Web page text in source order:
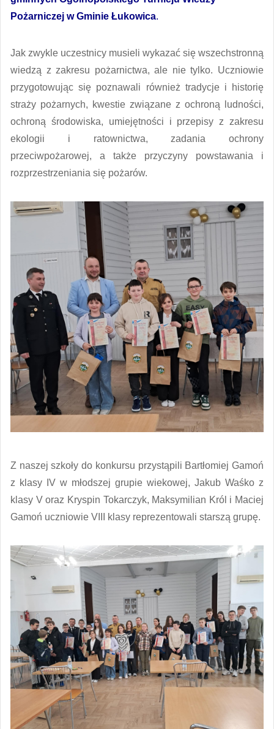
Pożarniczej w Gminie Łukowica.
Jak zwykle uczestnicy musieli wykazać się wszechstronną
wiedzą z zakresu pożarnictwa, ale nie tylko. Uczniowie
przygotowując się poznawali również tradycje i historię
straży pożarnych, kwestie związane z ochroną ludności,
ochroną środowiska, umiejętności i przepisy z zakresu
ekologii i ratownictwa, zadania ochrony
przeciwpożarowej, a także przyczyny powstawania i
rozprzestrzeniania się pożarów.
Z naszej szkoły do konkursu przystąpili Bartłomiej Gamoń
z klasy IV w młodszej grupie wiekowej, Jakub Waśko z
klasy V oraz Kryspin Tokarczyk, Maksymilian Król i Maciej
Gamoń uczniowie VIII klasy reprezentowali starszą grupę.